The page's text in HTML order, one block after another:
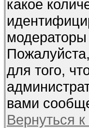
какое
для того,
вами
Вернуться